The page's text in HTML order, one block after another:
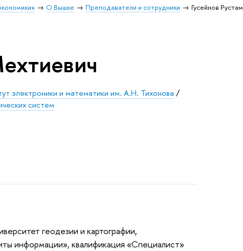
О Вышке Преподаватели и сотрудники
Гусейнов Рустам
электроники и математики им. А.Н. Тихонова /
систем
геодезии и картографии,
информации», квалификация «Специалист»